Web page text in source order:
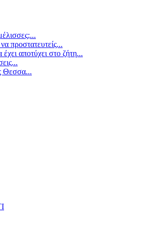
προστατευτείς...
αποτύχει στο ζήτη...
Θεσσα...